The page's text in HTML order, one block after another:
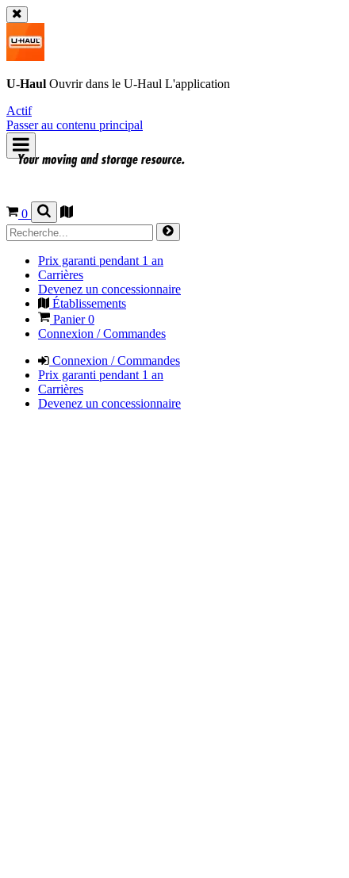
U-Haul Ouvrir dans le U-Haul L'application
Actif
Passer au contenu principal
0
Prix garanti pendant 1 an
Carrières
Devenez un concessionnaire
Établissements
Panier0
Connexion / Commandes
Connexion / Commandes
Prix garanti pendant 1 an
Carrières
Devenez un concessionnaire